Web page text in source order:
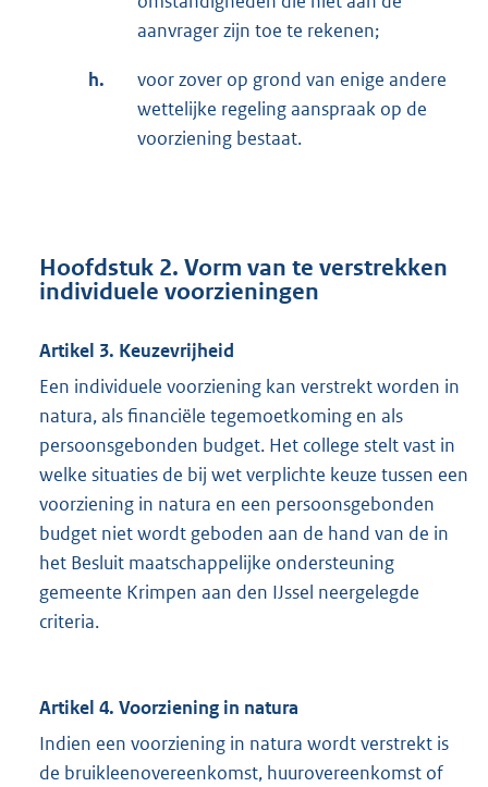
aanvrager zijn toe te rekenen;
h.
voor zover op grond van enige andere
wettelijke regeling aanspraak op de
voorziening bestaat.
Hoofdstuk 2. Vorm van te verstrekken
individuele voorzieningen
Artikel 3. Keuzevrijheid
Een individuele voorziening kan verstrekt worden in
natura, als financiële tegemoetkoming en als
persoonsgebonden budget. Het college stelt vast in
welke situaties de bij wet verplichte keuze tussen een
voorziening in natura en een persoonsgebonden
budget niet wordt geboden aan de hand van de in
het Besluit maatschappelijke ondersteuning
gemeente Krimpen aan den IJssel neergelegde
criteria.
Artikel 4. Voorziening in natura
Indien een voorziening in natura wordt verstrekt is
de bruikleenovereenkomst, huurovereenkomst of